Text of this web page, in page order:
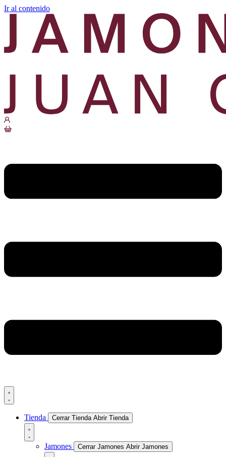
Ir al contenido
Tienda Cerrar Tienda Abrir Tienda
Jamones Cerrar Jamones Abrir Jamones